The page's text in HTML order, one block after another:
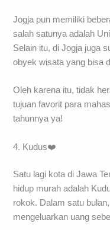
Jogja pun memiliki
salah satunya adalah
Selain itu, di Jogja juga
obyek wisata yang bisa
Oleh karena itu, tidak
tujuan favorit para
tahunnya ya!
4. Kudus❤️
Satu lagi kota di Jawa
hidup murah adalah
rokok. Dalam satu
mengeluarkan uang